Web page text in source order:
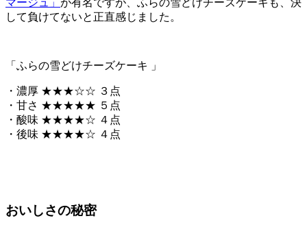
マージュ」 が有名ですが、ふらの雪どけチーズケーキも、決
して負けてないと正直感じました。
「ふらの雪どけチーズケーキ 」
・濃厚 ★★★☆☆ ３点
・甘さ ★★★★★ ５点
・酸味 ★★★★☆ ４点
・後味 ★★★★☆ ４点
おいしさの秘密